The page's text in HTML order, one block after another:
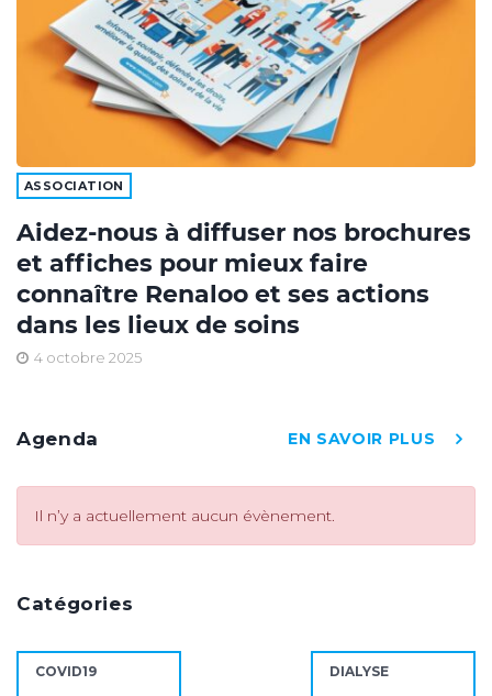
ASSOCIATION
Aidez-nous à diffuser nos brochures
et affiches pour mieux faire
connaître Renaloo et ses actions
dans les lieux de soins
4 octobre 2025
Agenda EN SAVOIR PLUS
Il n’y a actuellement aucun évènement.
Catégories
COVID19 DIALYSE